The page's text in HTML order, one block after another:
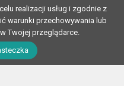
realizacji usług i zgodnie z
warunki przechowywania lub
Twojej przeglądarce.